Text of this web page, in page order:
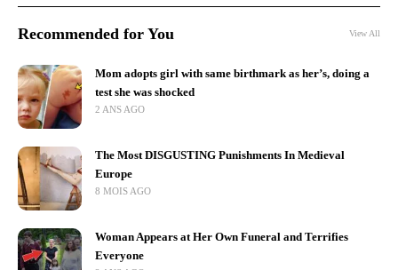
Recommended for You View All
Mom adopts girl with same birthmark as her’s, doing a
test she was shocked
2 ANS AGO
The Most DISGUSTING Punishments In Medieval
Europe
8 MOIS AGO
Woman Appears at Her Own Funeral and Terrifies
Everyone